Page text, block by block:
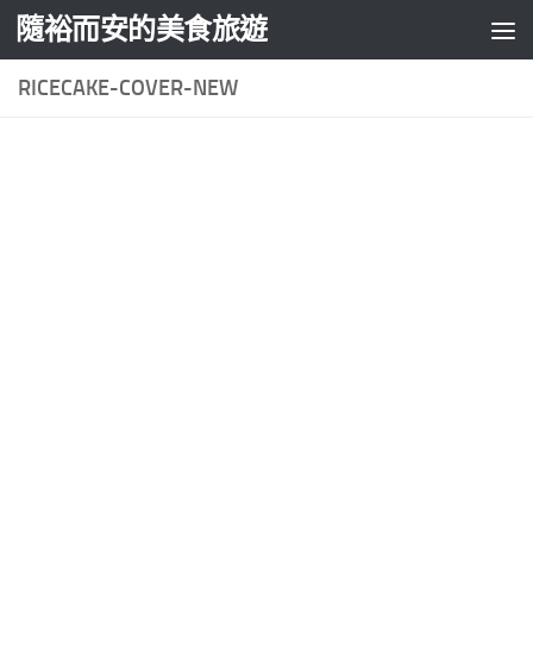
Skip to content
隨裕而安的美食旅遊
RICECAKE-COVER-NEW